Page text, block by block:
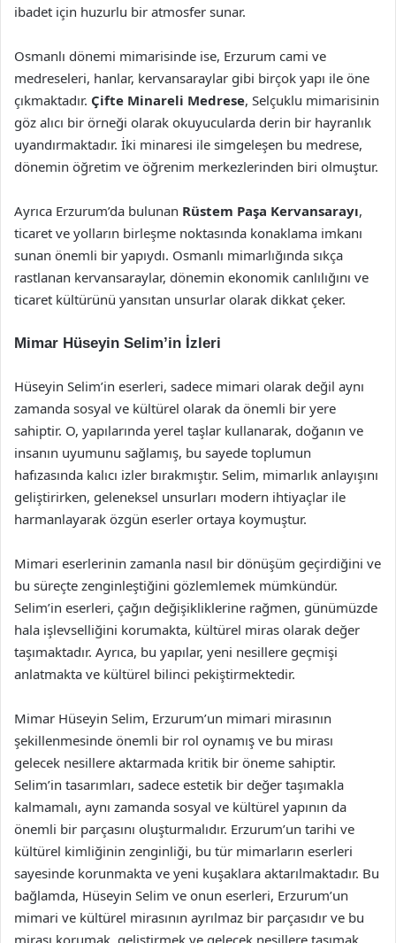
ibadet için huzurlu bir atmosfer sunar.
Osmanlı dönemi mimarisinde ise, Erzurum cami ve
medreseleri, hanlar, kervansaraylar gibi birçok yapı ile öne
çıkmaktadır. Çifte Minareli Medrese, Selçuklu mimarisinin
göz alıcı bir örneği olarak okuyucularda derin bir hayranlık
uyandırmaktadır. İki minaresi ile simgeleşen bu medrese,
dönemin öğretim ve öğrenim merkezlerinden biri olmuştur.
Ayrıca Erzurum’da bulunan Rüstem Paşa Kervansarayı,
ticaret ve yolların birleşme noktasında konaklama imkanı
sunan önemli bir yapıydı. Osmanlı mimarlığında sıkça
rastlanan kervansaraylar, dönemin ekonomik canlılığını ve
ticaret kültürünü yansıtan unsurlar olarak dikkat çeker.
Mimar Hüseyin Selim’in İzleri
Hüseyin Selim’in eserleri, sadece mimari olarak değil aynı
zamanda sosyal ve kültürel olarak da önemli bir yere
sahiptir. O, yapılarında yerel taşlar kullanarak, doğanın ve
insanın uyumunu sağlamış, bu sayede toplumun
hafızasında kalıcı izler bırakmıştır. Selim, mimarlık anlayışını
geliştirirken, geleneksel unsurları modern ihtiyaçlar ile
harmanlayarak özgün eserler ortaya koymuştur.
Mimari eserlerinin zamanla nasıl bir dönüşüm geçirdiğini ve
bu süreçte zenginleştiğini gözlemlemek mümkündür.
Selim’in eserleri, çağın değişikliklerine rağmen, günümüzde
hala işlevselliğini korumakta, kültürel miras olarak değer
taşımaktadır. Ayrıca, bu yapılar, yeni nesillere geçmişi
anlatmakta ve kültürel bilinci pekiştirmektedir.
Mimar Hüseyin Selim, Erzurum’un mimari mirasının
şekillenmesinde önemli bir rol oynamış ve bu mirası
gelecek nesillere aktarmada kritik bir öneme sahiptir.
Selim’in tasarımları, sadece estetik bir değer taşımakla
kalmamalı, aynı zamanda sosyal ve kültürel yapının da
önemli bir parçasını oluşturmalıdır. Erzurum’un tarihi ve
kültürel kimliğinin zenginliği, bu tür mimarların eserleri
sayesinde korunmakta ve yeni kuşaklara aktarılmaktadır. Bu
bağlamda, Hüseyin Selim ve onun eserleri, Erzurum’un
mimari ve kültürel mirasının ayrılmaz bir parçasıdır ve bu
mirası korumak, geliştirmek ve gelecek nesillere taşımak